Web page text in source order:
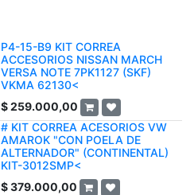
P4-15-B9 KIT CORREA
ACCESORIOS NISSAN MARCH
VERSA NOTE 7PK1127 (SKF)
VKMA 62130<
$259.000,00
# KIT CORREA ACESORIOS VW
AMAROK "CON POELA DE
ALTERNADOR" (CONTINENTAL)
KIT-3012SMP<
$379.000,00